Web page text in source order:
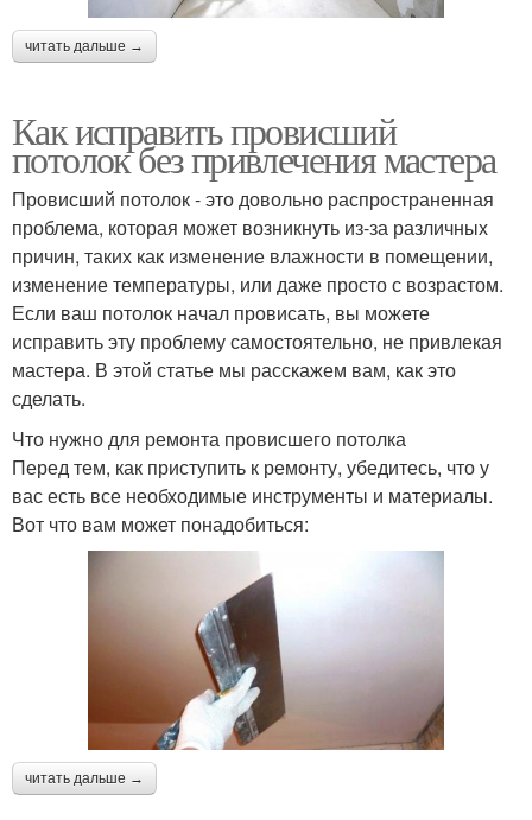
читать дальше →
Как исправить провисший
потолок без привлечения мастера
Провисший потолок - это довольно распространенная
проблема, которая может возникнуть из-за различных
причин, таких как изменение влажности в помещении,
изменение температуры, или даже просто с возрастом.
Если ваш потолок начал провисать, вы можете
исправить эту проблему самостоятельно, не привлекая
мастера. В этой статье мы расскажем вам, как это
сделать.
Что нужно для ремонта провисшего потолка
Перед тем, как приступить к ремонту, убедитесь, что у
вас есть все необходимые инструменты и материалы.
Вот что вам может понадобиться:
читать дальше →